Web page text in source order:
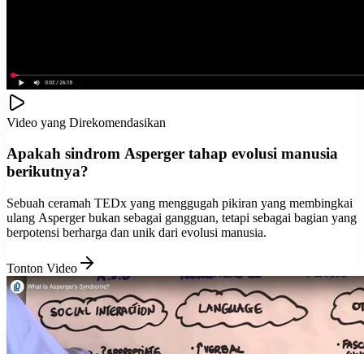
Video yang Direkomendasikan
Apakah sindrom Asperger tahap evolusi manusia
berikutnya?
Sebuah ceramah TEDx yang menggugah pikiran yang membingkai
ulang Asperger bukan sebagai gangguan, tetapi sebagai bagian yang
berpotensi berharga dan unik dari evolusi manusia.
Tonton Video